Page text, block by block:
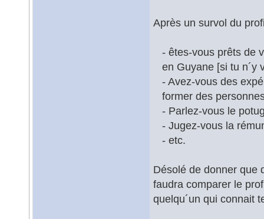
Après un survol du
- êtes-vous prêts de
en Guyane [si tu n´y
- Avez-vous des
former des
- Parlez-vous le
- Jugez-vous la
- etc.
Désolé de donner que
faudra comparer le
quelqu´un qui connait